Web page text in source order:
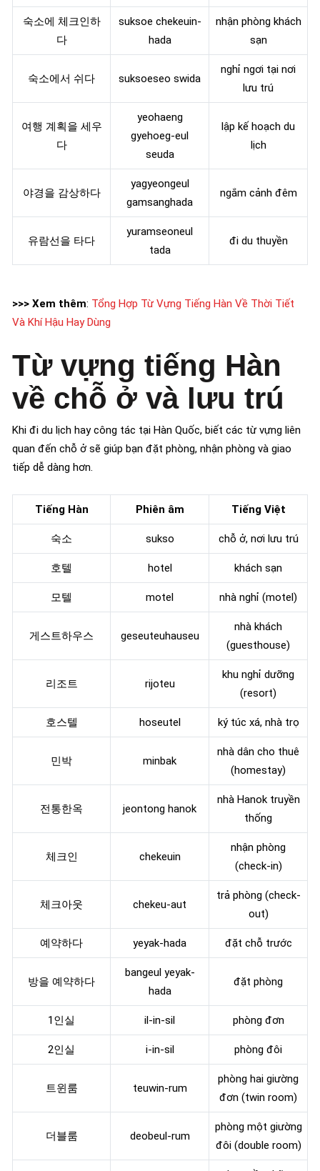
숙소에 체크인하
다
suksoe chekeuin-
hada
nhận phòng khách
sạn
숙소에서 쉬다 suksoeseo swida
nghỉ ngơi tại nơi
lưu trú
여행 계획을 세우
다
yeohaeng
gyehoeg-eul
seuda
lập kế hoạch du
lịch
야경을 감상하다
yagyeongeul
gamsanghada
ngắm cảnh đêm
유람선을 타다
yuramseoneul
tada
đi du thuyền
>>> Xem thêm: Tổng Hợp Từ Vựng Tiếng Hàn Về Thời Tiết
Và Khí Hậu Hay Dùng
Từ vựng tiếng Hàn
về chỗ ở và lưu trú
Khi đi du lịch hay công tác tại Hàn Quốc, biết các từ vựng liên
quan đến chỗ ở sẽ giúp bạn đặt phòng, nhận phòng và giao
tiếp dễ dàng hơn.
Tiếng Hàn Phiên âm Tiếng Việt
숙소 sukso chỗ ở, nơi lưu trú
호텔 hotel khách sạn
모텔 motel nhà nghỉ (motel)
게스트하우스 geseuteuhauseu
nhà khách
(guesthouse)
리조트 rijoteu
khu nghỉ dưỡng
(resort)
호스텔 hoseutel ký túc xá, nhà trọ
민박 minbak
nhà dân cho thuê
(homestay)
전통한옥 jeontong hanok
nhà Hanok truyền
thống
체크인 chekeuin
nhận phòng
(check-in)
체크아웃 chekeu-aut
trả phòng (check-
out)
예약하다 yeyak-hada đặt chỗ trước
방을 예약하다
bangeul yeyak-
hada
đặt phòng
1인실 il-in-sil phòng đơn
2인실 i-in-sil phòng đôi
트윈룸 teuwin-rum
phòng hai giường
đơn (twin room)
더블룸 deobeul-rum
phòng một giường
đôi (double room)